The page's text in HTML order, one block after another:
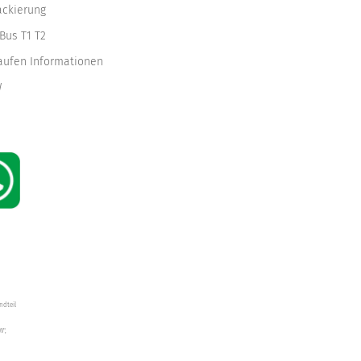
T1 T2
Informationen